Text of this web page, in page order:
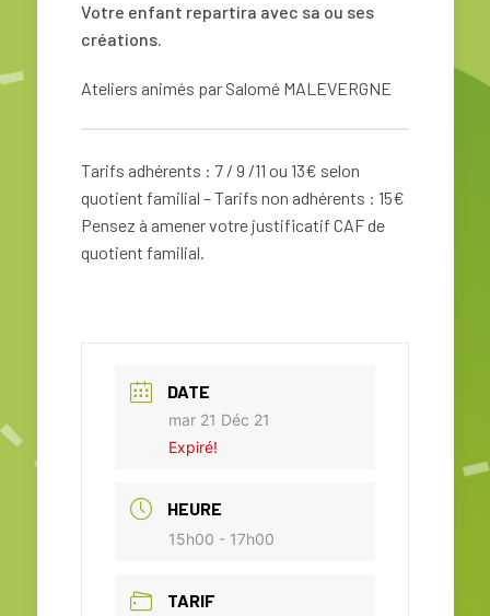
Votre enfant repartira avec sa ou ses
créations.
Ateliers animés par Salomé MALEVERGNE
Tarifs adhérents : 7 / 9 /11 ou 13€ selon
quotient familial – Tarifs non adhérents : 15€
Pensez à amener votre justificatif CAF de
quotient familial.
DATE
mar 21 Déc 21
Expiré!
HEURE
15h00 - 17h00
TARIF